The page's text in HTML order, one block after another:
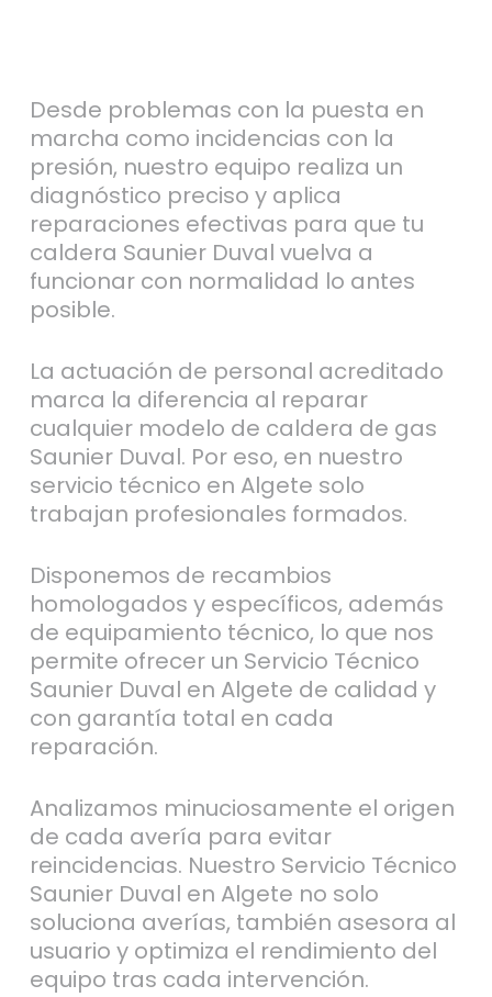
Desde problemas con la puesta en
marcha como incidencias con la
presión, nuestro equipo realiza un
diagnóstico preciso y aplica
reparaciones efectivas para que tu
caldera Saunier Duval vuelva a
funcionar con normalidad lo antes
posible.
La actuación de personal acreditado
marca la diferencia al reparar
cualquier modelo de caldera de gas
Saunier Duval. Por eso, en nuestro
servicio técnico en Algete solo
trabajan profesionales formados.
Disponemos de recambios
homologados y específicos, además
de equipamiento técnico, lo que nos
permite ofrecer un Servicio Técnico
Saunier Duval en Algete de calidad y
con garantía total en cada
reparación.
Analizamos minuciosamente el origen
de cada avería para evitar
reincidencias. Nuestro Servicio Técnico
Saunier Duval en Algete no solo
soluciona averías, también asesora al
usuario y optimiza el rendimiento del
equipo tras cada intervención.